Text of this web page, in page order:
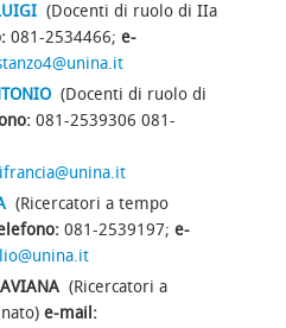
(Docenti di ruolo di IIa
081-2534466; e-
(Docenti di ruolo di
081-2539306 081-
(Ricercatori a tempo
081-2539197; e-
(Ricercatori a
e-mail: